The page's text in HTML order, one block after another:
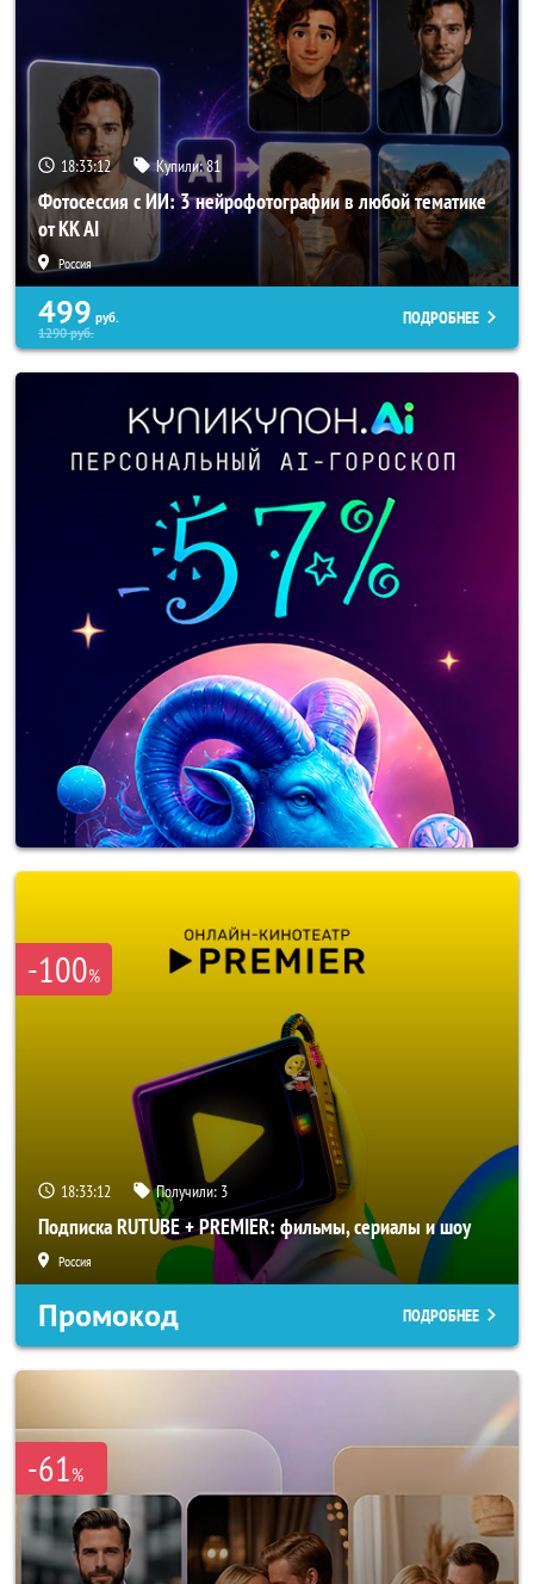
18:33:10 Купили:81
Фотосессия с ИИ: 3 нейрофотографии в любой тематике
от KK AI
Россия
499 руб.
1290руб.
ПОДРОБНЕЕ
-100%
18:33:10 Получили: 3
Подписка RUTUBE + PREMIER: фильмы, сериалы и шоу
Россия
Промокод ПОДРОБНЕЕ
-61%